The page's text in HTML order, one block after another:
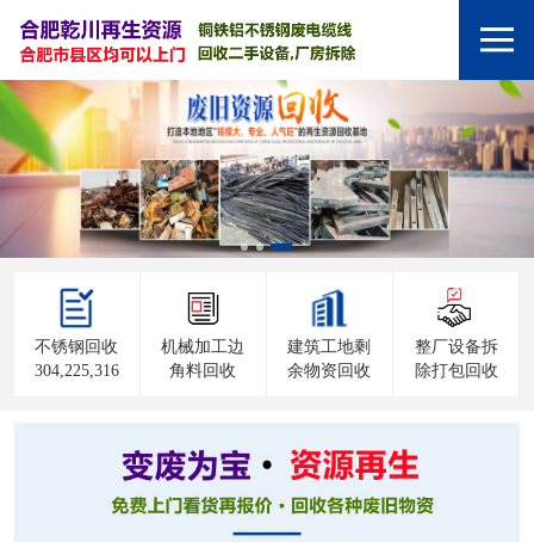
不锈钢回收
304,225,316
机械加工边
角料回收
建筑工地剩
余物资回收
整厂设备拆
除打包回收